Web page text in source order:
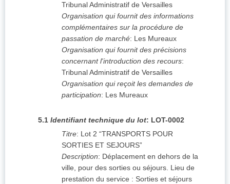
Tribunal Administratif de Versailles
Organisation qui fournit des informations
complémentaires sur la procédure de
passation de marché: Les Mureaux
Organisation qui fournit des précisions
concernant l'introduction des recours:
Tribunal Administratif de Versailles
Organisation qui reçoit les demandes de
participation: Les Mureaux
5.1 Identifiant technique du lot: LOT-0002
Titre: Lot 2 “TRANSPORTS POUR
SORTIES ET SEJOURS”
Description: Déplacement en dehors de la
ville, pour des sorties ou séjours. Lieu de
prestation du service : Sorties et séjours